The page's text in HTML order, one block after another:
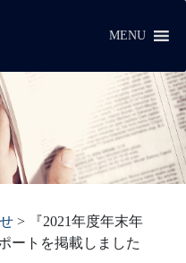
MENU
>
『2021年度年末年
ートを掲載しました